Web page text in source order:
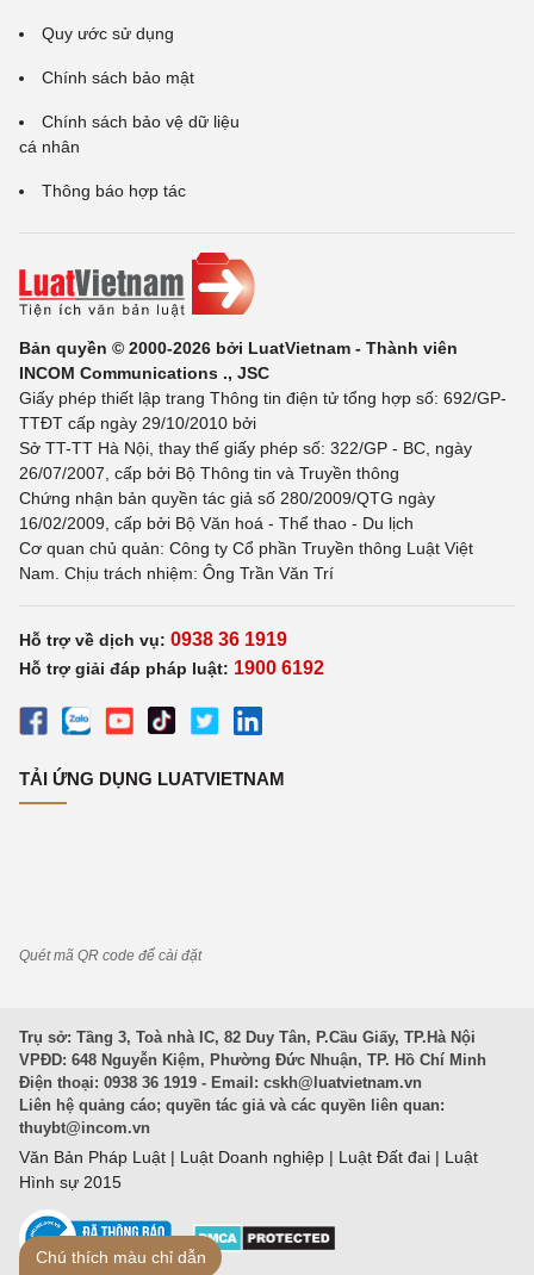
Quy ước sử dụng
Chính sách bảo mật
Chính sách bảo vệ dữ liệu
cá nhân
Thông báo hợp tác
Bản quyền © 2000-2026 bởi LuatVietnam - Thành viên
INCOM Communications ., JSC
Giấy phép thiết lập trang Thông tin điện tử tổng hợp số: 692/GP-
TTĐT cấp ngày 29/10/2010 bởi
Sở TT-TT Hà Nội, thay thế giấy phép số: 322/GP - BC, ngày
26/07/2007, cấp bởi Bộ Thông tin và Truyền thông
Chứng nhận bản quyền tác giả số 280/2009/QTG ngày
16/02/2009, cấp bởi Bộ Văn hoá - Thể thao - Du lịch
Cơ quan chủ quản: Công ty Cổ phần Truyền thông Luật Việt
Nam. Chịu trách nhiệm: Ông Trần Văn Trí
Hỗ trợ về dịch vụ: 0938 36 1919
Hỗ trợ giải đáp pháp luật: 1900 6192
TẢI ỨNG DỤNG LUATVIETNAM
Quét mã QR code để cài đặt
Trụ sở: Tầng 3, Toà nhà IC, 82 Duy Tân, P.Cầu Giấy, TP.Hà Nội
VPĐD: 648 Nguyễn Kiệm, Phường Đức Nhuận, TP. Hồ Chí Minh
Điện thoại: 0938 36 1919 - Email: cskh@luatvietnam.vn
Liên hệ quảng cáo; quyền tác giả và các quyền liên quan:
thuybt@incom.vn
Văn Bản Pháp Luật | Luật Doanh nghiệp | Luật Đất đai | Luật
Hình sự 2015
Chú thích màu chỉ dẫn